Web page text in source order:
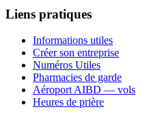
Liens pratiques
Informations utiles
Créer son entreprise
Numéros Utiles
Pharmacies de garde
Aéroport AIBD — vols
Heures de prière